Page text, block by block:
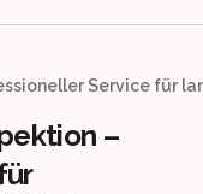
Service für
–